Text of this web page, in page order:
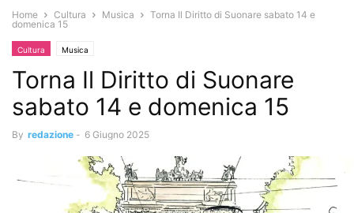
Home Cultura Musica
Torna Il Diritto di Suonare sabato 14 e
domenica 15
Cultura Musica
Torna Il Diritto di Suonare
sabato 14 e domenica 15
By redazione - 6 Giugno 2025